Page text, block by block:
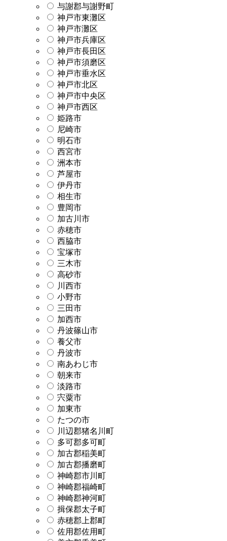
与謝郡与謝野町
神戸市東灘区
神戸市灘区
神戸市兵庫区
神戸市長田区
神戸市須磨区
神戸市垂水区
神戸市北区
神戸市中央区
神戸市西区
姫路市
尼崎市
明石市
西宮市
洲本市
芦屋市
伊丹市
相生市
豊岡市
加古川市
赤穂市
西脇市
宝塚市
三木市
高砂市
川西市
小野市
三田市
加西市
丹波篠山市
養父市
丹波市
南あわじ市
朝来市
淡路市
宍粟市
加東市
たつの市
川辺郡猪名川町
多可郡多可町
加古郡稲美町
加古郡播磨町
神崎郡市川町
神崎郡福崎町
神崎郡神河町
揖保郡太子町
赤穂郡上郡町
佐用郡佐用町